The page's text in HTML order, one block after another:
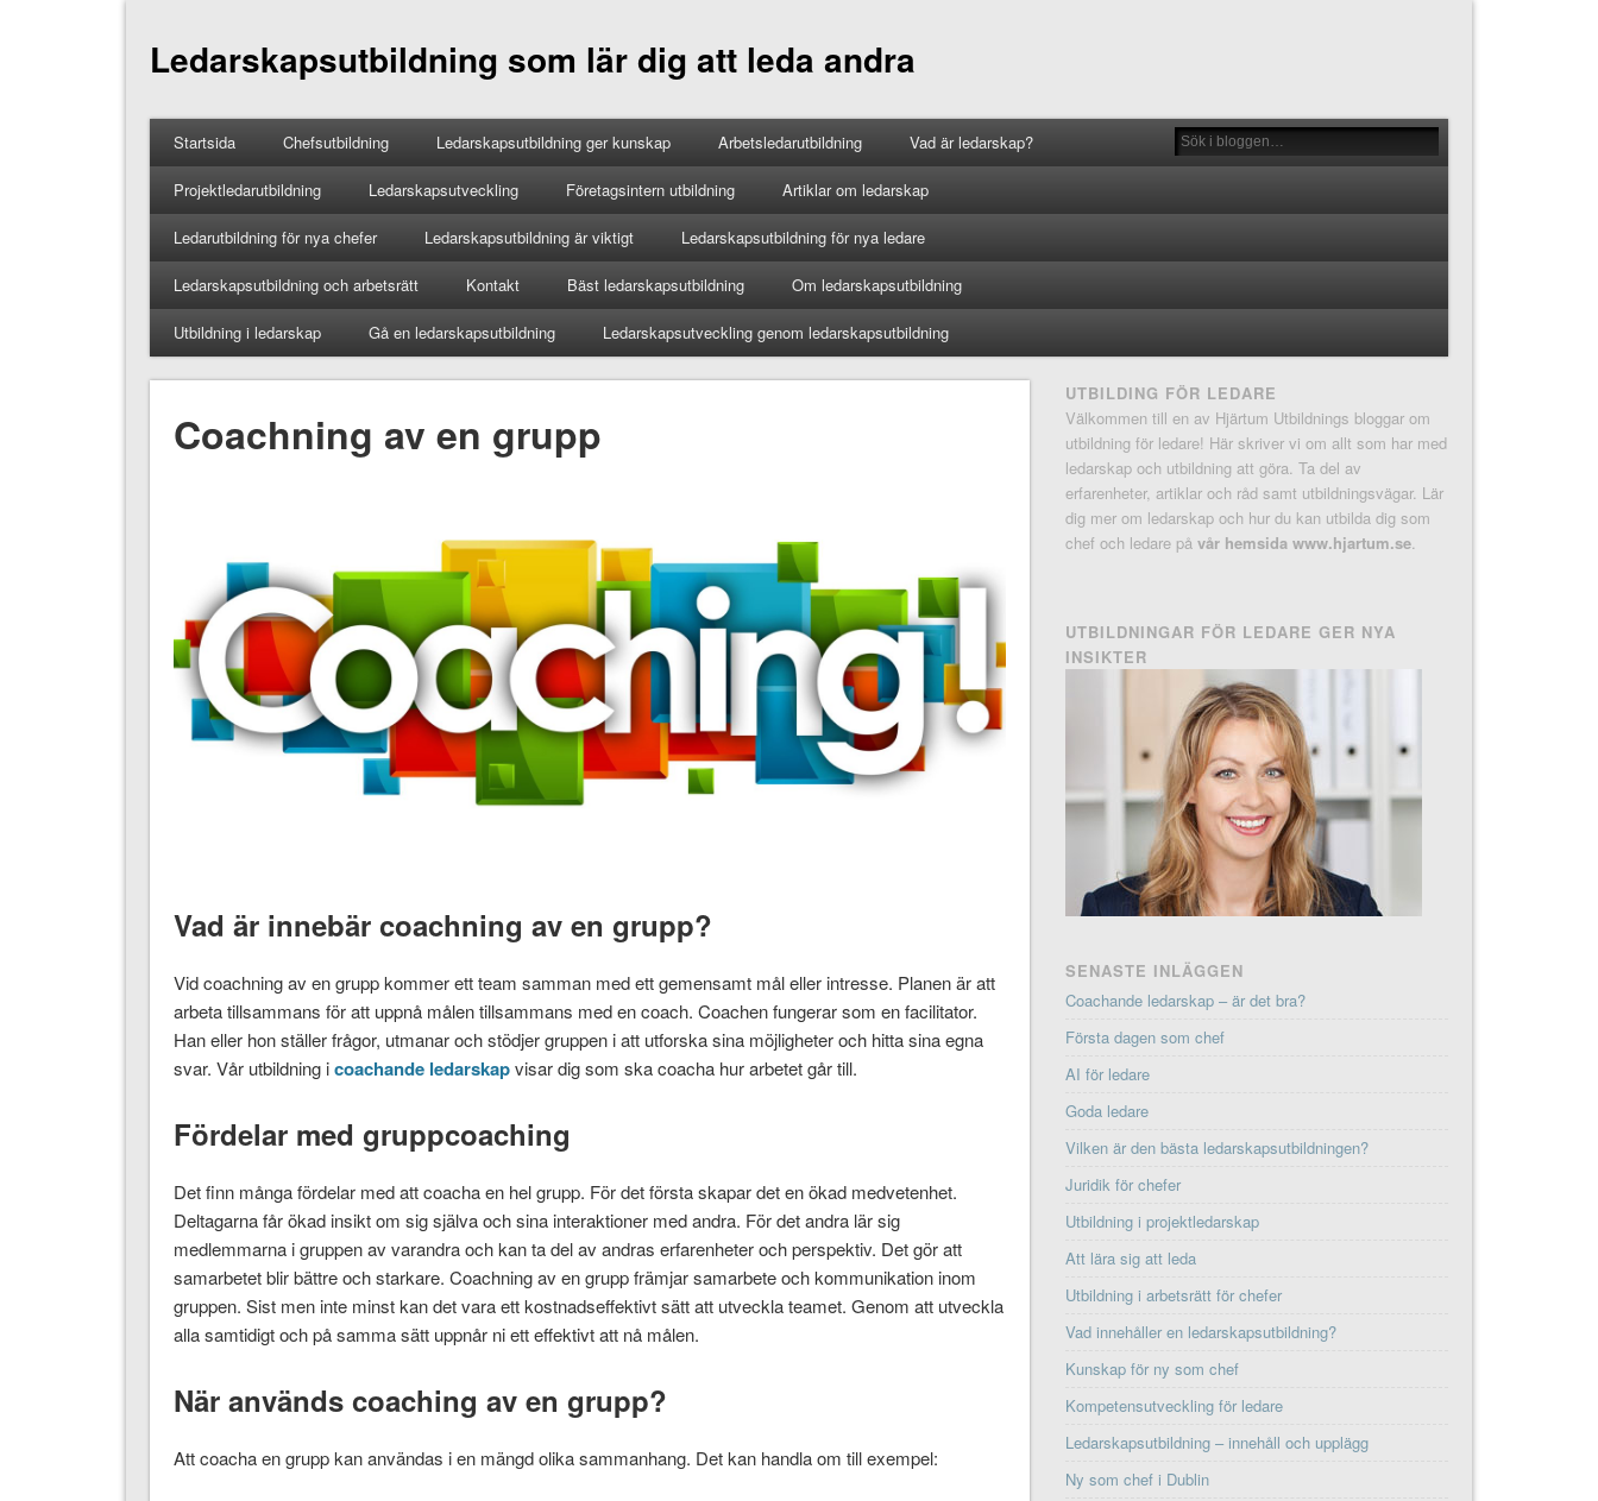
Ledarskapsutbildning som lär dig att leda andra
Startsida Chefsutbildning Ledarskapsutbildning ger kunskap Arbetsledarutbildning Vad är ledarskap?
Projektledarutbildning Ledarskapsutveckling Företagsintern utbildning Artiklar om ledarskap
Ledarutbildning för nya chefer Ledarskapsutbildning är viktigt Ledarskapsutbildning för nya ledare
Ledarskapsutbildning och arbetsrätt Kontakt Bäst ledarskapsutbildning Om ledarskapsutbildning
Utbildning i ledarskap Gå en ledarskapsutbildning Ledarskapsutveckling genom ledarskapsutbildning
Coachning av en grupp
Vad är innebär coachning av en grupp?
Vid coachning av en grupp kommer ett team samman med ett gemensamt mål eller intresse. Planen är att
arbeta tillsammans för att uppnå målen tillsammans med en coach. Coachen fungerar som en facilitator.
Han eller hon ställer frågor, utmanar och stödjer gruppen i att utforska sina möjligheter och hitta sina egna
svar. Vår utbildning icoachande ledarskapvisar dig som ska coacha hur arbetet går till.
Fördelar med gruppcoaching
Det finn många fördelar med att coacha en hel grupp. För det första skapar det en ökad medvetenhet.
Deltagarna får ökad insikt om sig själva och sina interaktioner med andra. För det andra lär sig
medlemmarna i gruppen av varandra och kan ta del av andras erfarenheter och perspektiv. Det gör att
samarbetet blir bättre och starkare. Coachning av en grupp främjar samarbete och kommunikation inom
gruppen. Sist men inte minst kan det vara ett kostnadseffektivt sätt att utveckla teamet. Genom att utveckla
alla samtidigt och på samma sätt uppnår ni ett effektivt att nå målen.
När används coaching av en grupp?
Att coacha en grupp kan användas i en mängd olika sammanhang. Det kan handla om till exempel:
UTBILDING FÖR LEDARE
Välkommen till en av Hjärtum Utbildnings bloggar om
utbildning för ledare! Här skriver vi om allt som har med
ledarskap och utbildning att göra. Ta del av
erfarenheter, artiklar och råd samt utbildningsvägar. Lär
dig mer om ledarskap och hur du kan utbilda dig som
chef och ledare påvår hemsida www.hjartum.se.
UTBILDNINGAR FÖR LEDARE GER NYA
INSIKTER
SENASTE INLÄGGEN
Coachande ledarskap – är det bra?
Första dagen som chef
AI för ledare
Goda ledare
Vilken är den bästa ledarskapsutbildningen?
Juridik för chefer
Utbildning i projektledarskap
Att lära sig att leda
Utbildning i arbetsrätt för chefer
Vad innehåller en ledarskapsutbildning?
Kunskap för ny som chef
Kompetensutveckling för ledare
Ledarskapsutbildning – innehåll och upplägg
Ny som chef i Dublin